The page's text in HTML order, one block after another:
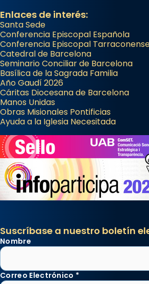
Enlaces de interés:
Santa Sede
Conferencia Episcopal Española
Conferencia Episcopal
Catedral de Barcelona
Seminario Conciliar de Barcelona
Basílica de la Sagrada Familia
Año Gaudí 2026
Cáritas Diocesana de Barcelona
Manos Unidas
Obras Misionales Pontificias
Ayuda a la Iglesia Necesitada
Suscríbase a nuestro boletín
Nombre
Correo Electrónico *